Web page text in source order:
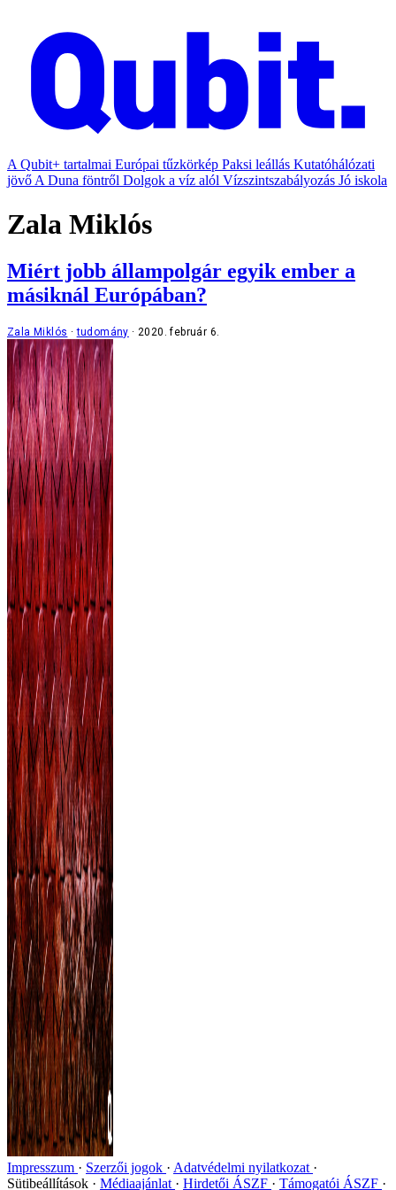
A Qubit+ tartalmai Európai tűzkörkép Paksi leállás Kutatóhálózati
jövő A Duna föntről Dolgok a víz alól Vízszintszabályozás Jó iskola
Zala Miklós
Miért jobb állampolgár egyik ember a
másiknál Európában?
Zala Miklós tudomány 2020. február 6.
Impresszum Szerzői jogok
Adatvédelmi nyilatkozat
Sütibeállítások
Médiaajánlat Hirdetői ÁSZF Támogatói ÁSZF